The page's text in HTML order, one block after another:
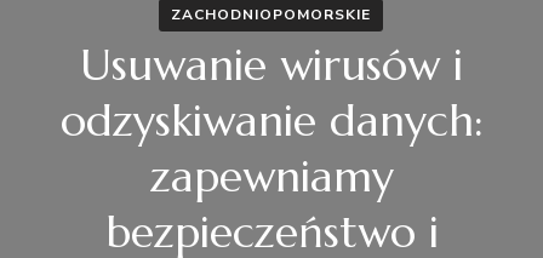
ZACHODNIOPOMORSKIE
Usuwanie wirusów i
odzyskiwanie danych:
zapewniamy
bezpieczeństwo i